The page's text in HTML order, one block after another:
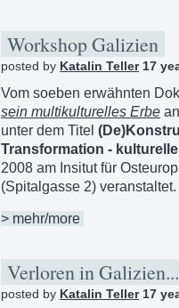
Workshop Galizien
posted by Katalin Teller17
Vom soeben erwähnten
sein multikulturelles Erbe
unter dem Titel
Transformation -
2008 am Insitut für
(Spitalgasse 2) veranstaltet.
> mehr/more
Verloren in
posted by Katalin Teller17